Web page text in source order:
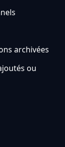
archivées
ou